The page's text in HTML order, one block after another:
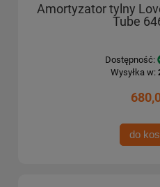
Amortyzator tylny
Tube
Dostępność:
Wysyłka w:
do